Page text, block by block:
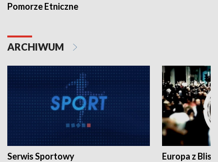
Pomorze Etniczne
ARCHIWUM
Serwis Sportowy Europa z